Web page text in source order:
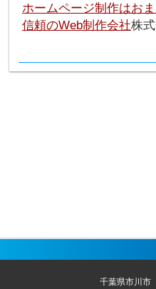
ホームページ制作はお
信頼のWeb制作会社株
千葉県市川市